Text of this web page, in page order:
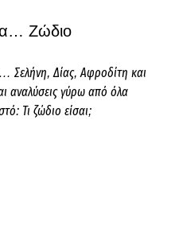
Ζώδιο
Σελήνη, Δίας, Αφροδίτη και
αναλύσεις γύρω από όλα
Τι ζώδιο είσαι;